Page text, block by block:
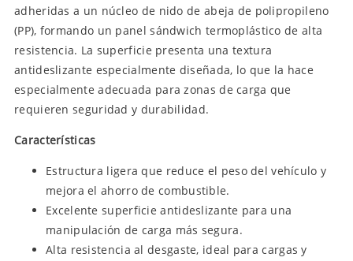
adheridas a un núcleo de nido de abeja de polipropileno
(PP), formando un panel sándwich termoplástico de alta
resistencia. La superficie presenta una textura
antideslizante especialmente diseñada, lo que la hace
especialmente adecuada para zonas de carga que
requieren seguridad y durabilidad.
Características
Estructura ligera que reduce el peso del vehículo y
mejora el ahorro de combustible.
Excelente superficie antideslizante para una
manipulación de carga más segura.
Alta resistencia al desgaste, ideal para cargas y